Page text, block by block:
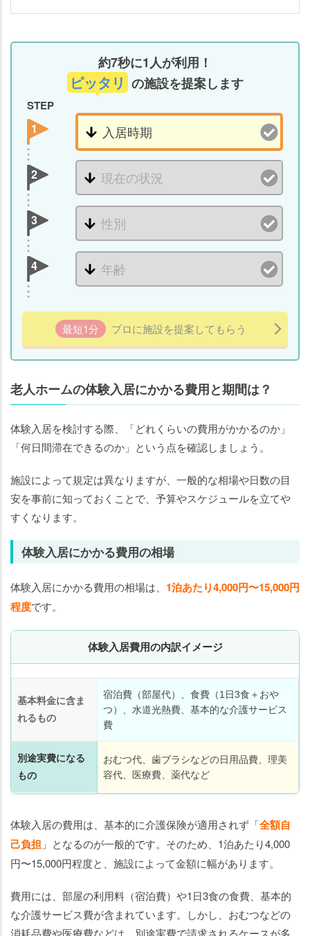
約7秒に1人が利用！
ピッタリ の施設を提案します
STEP
1
2
3
4
最短1分 プロに施設を提案してもらう
ー
験
入
居
の
に
い
て
人
ホ
ム
の
験
入
居
あ
な
い
と
感
た
合
の
処
法
【都
県
別】
体験
でき
る老
人ホ
老人ホームの体験入居にかかる費用と期間は？
体験入居を検討する際、「どれくらいの費用がかかるのか」
「何日間滞在できるのか」という点を確認しましょう。
施設によって規定は異なりますが、一般的な相場や日数の目
安を事前に知っておくことで、予算やスケジュールを立てや
すくなります。
体験入居にかかる費用の相場
体験入居にかかる費用の相場は、 1泊あたり4,000円〜15,000円
程度です。
体験入居費用の内訳イメージ
基本料金に含ま
れるもの
宿泊費（部屋代）、食費（1日3食＋おや
つ）、水道光熱費、基本的な介護サービス
費
別途実費になる
もの
おむつ代、歯ブラシなどの日用品費、理美
容代、医療費、薬代など
体験入居の費用は、基本的に介護保険が適用されず「全額自
己負担 」となるのが一般的です。そのため、1泊あたり4,000
円〜15,000円程度と、施設によって金額に幅があります。
費用には、部屋の利用料（宿泊費）や1日3食の食費、基本的
な介護サービス費が含まれています。しかし、おむつなどの
消耗品費や医療費などは、別途実費で請求されるケースが多